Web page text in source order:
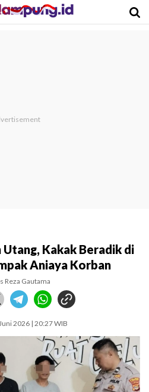
Kakak Beradik di
Aniaya Korban
Reza Gautama
2026 | 20:27 WIB